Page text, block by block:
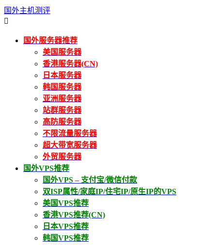
国外主机测评

国外服务器推荐
美国服务器
香港服务器(CN)
日本服务器
韩国服务器
亚洲服务器
站群服务器
高防服务器
不限流量服务器
超大带宽服务器
外贸服务器
国外VPS推荐
国外VPS – 支付宝/微信付款
双ISP属性/家庭IP/住宅IP/原生IP的VPS
美国VPS推荐
香港VPS推荐(CN)
日本VPS推荐
韩国VPS推荐